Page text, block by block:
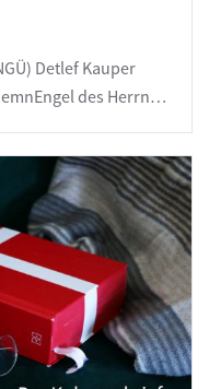
Detlef Kauper
des Herrn…